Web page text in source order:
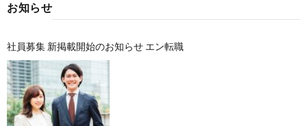
お知らせ
社員募集 新掲載開始のお知らせ エン転職